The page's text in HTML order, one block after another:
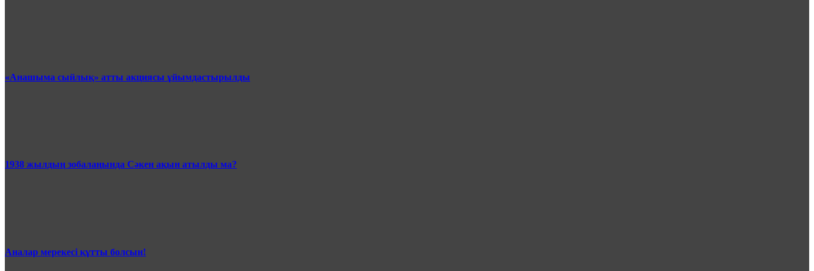
«Анашыма сыйлық» атты акциясы ұйымдастырылды
1938 жылдың зобалаңында Сәкен ақын атылды ма?
Аналар мерекесі құтты болсын!